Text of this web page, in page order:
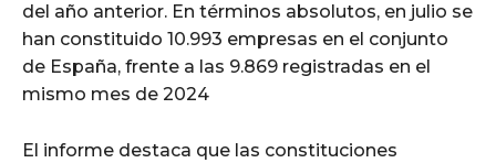
del año anterior. En términos absolutos, en julio se
han constituido 10.993 empresas en el conjunto
de España, frente a las 9.869 registradas en el
mismo mes de 2024
El informe destaca que las constituciones